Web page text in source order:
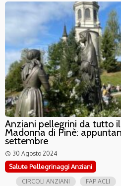
Anziani pellegrini da tutto
Madonna di Pinè:
settembre
access_time 30 Agosto 2024
Salute Pellegrinaggi Anziani
CIRCOLI ANZIANI
FAP ACLI